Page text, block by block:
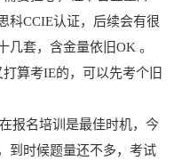
科CCIE认证，后续会有很
套，含金量依旧OK 。
算考IE的，可以先考个旧
报名培训是最佳时机，今
到时候题量还不多，考试